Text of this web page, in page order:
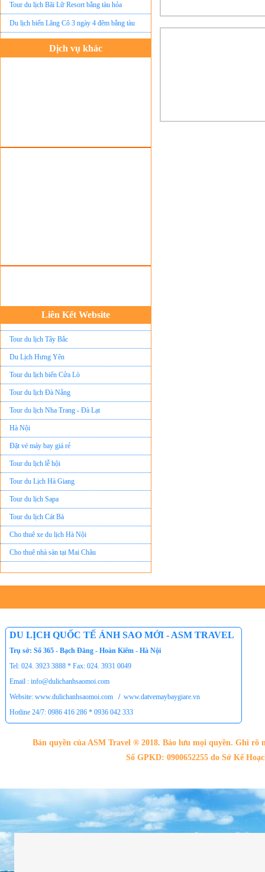
Tour du lịch Bãi Lữ Resort bằng tàu hỏa
Du lịch biển Lăng Cô 3 ngày 4 đêm bằng tàu
Dịch vụ khác
Liên Kết Website
Du lịch quốc tế Ánh Sao Mới
Tour du lịch Tây Bắc
Tour du lịch biển Cửa Lò
Tour du lịch Đà Nẵng
Đặt vé máy bay giá rẻ
Tour du lịch lễ hội
Tour du lịch Côn Đảo
Tour du lịch Hạ Long
DU LỊCH QUỐC TẾ ÁNH SAO MỚI - ASM TRAVEL
Trụ sở: Số 365 - Bạch Đằng - Hoàn Kiếm - Hà Nội
Tel: 024. 3923 3888 * Fax: 024. 3931 0049
Email : info@dulichanhsaomoi.com
Website: www.dulichanhsaomoi.com
/ www.datvemaybaygiare.vn
Hotline 24/7: 0986 416 286 * 0936 042 333
Bản quyền của ASM Travel ® 2018. Bảo lưu mọi quyền. Ghi
Số GPKD: 0900652255 do Sở Kế